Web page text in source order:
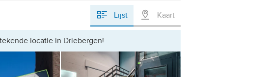
Lijst Kaart
locatie in Driebergen!